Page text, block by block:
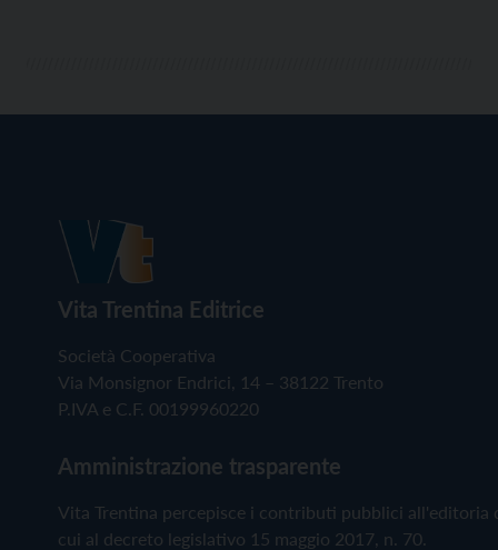
Vita Trentina Editrice
Società Cooperativa
Via Monsignor Endrici, 14 – 38122 Trento
P.IVA e C.F. 00199960220
Amministrazione trasparente
Vita Trentina percepisce i contributi pubblici all'editoria
cui al decreto legislativo 15 maggio 2017, n. 70.